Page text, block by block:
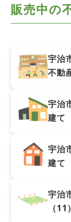
販売中の
宇治
不動
宇治
建て
宇治
建て
宇治
（11）